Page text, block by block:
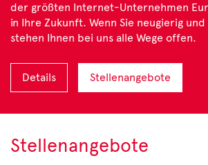
der größten Internet-Unternehmen
in Ihre Zukunft. Wenn Sie neugierig
stehen Ihnen bei uns alle Wege offen.
Details Stellenangebote
Stellenangebote